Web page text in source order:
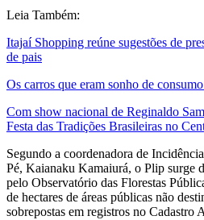
Leia Também:
Itajaí Shopping reúne sugestões de
de pais
Os carros que eram sonho de
Com show nacional de Reginaldo
Festa das Tradições Brasileiras no
Segundo a coordenadora de
Pé, Kaianaku Kamaiurá, o Plip surge
pelo Observatório das Florestas
de hectares de áreas públicas não
sobrepostas em registros no